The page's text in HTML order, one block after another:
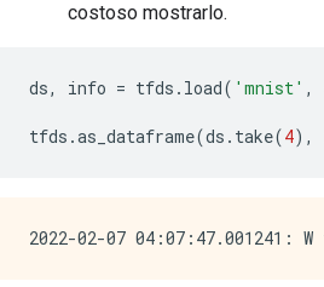
costoso mostrarlo.
ds, info = tfds . load( 'mnist' ,
tfds .as_dataframe(ds . take(4),